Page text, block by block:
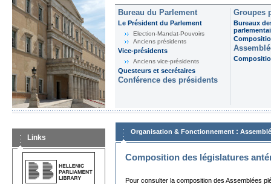
Bureau du Parlement
Le Président du Parlement
Election-Mandat-Pouvoirs
Anciens présidents
Vice-présidents
Anciens vice-présidents
Questeurs et secrétaires
Conférence des présidents
Groupes
Bureaux
Links
Organisation & Fonctionnement :
Composition des législatures
Pour consulter la composition des Assemblées